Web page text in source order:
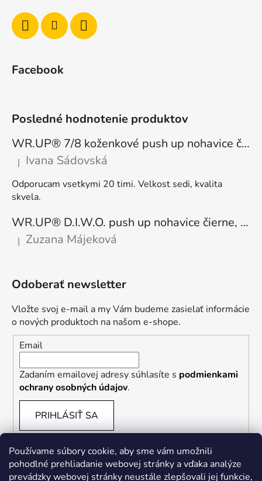
Používame súbory cookie, aby sme vám umožnili
pohodlné prehliadanie webovej stránky a vďaka analýze
prevádzky webovej stránky neustále zlepšovali jej funkcie,
Facebook
Posledné hodnotenie produktov
WR.UP® 7/8 koženkové push up nohavice čierne, vysoký pás RE(MOVE) WRUP4HC006PREC, N
Hodnotenie produktu je 5 z 5 hviezdičiek.
| Ivana Sádovská
Odporucam vsetkymi 20 timi. Velkost sedi, kvalita
skvela.
WR.UP® D.I.W.O. push up nohavice čierne, zateplené, regular pás, WRUP1RF444, N
Hodnotenie produktu je 5 z 5 hviezdičiek.
| Zuzana Májeková
Odoberať newsletter
Vložte svoj e-mail a my Vám budeme zasielať informácie
o nových produktoch na našom e-shope.
Email
Zadaním emailovej adresy súhlasíte s podmienkami
ochrany osobných údajov.
PRIHLÁSIŤ SA